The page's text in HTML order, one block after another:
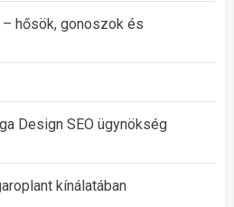
hősök, gonoszok és
Design SEO ügynökség
kínálatában